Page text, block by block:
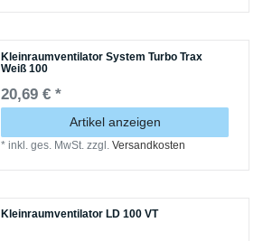
Kleinraumventilator System Turbo Trax
Weiß 100
20,69 € *
Artikel anzeigen
*inkl. ges. MwSt. zzgl.Versandkosten
Kleinraumventilator LD 100 VT